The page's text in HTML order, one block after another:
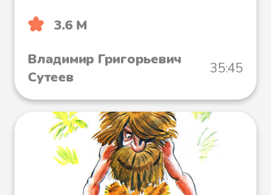
3.6 М
Владимир Григорьевич
Сутеев
35:45